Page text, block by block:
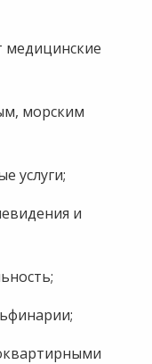
медицинские
морским
услуги;
и